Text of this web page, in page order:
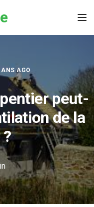
ANS AGO
peut-
de la